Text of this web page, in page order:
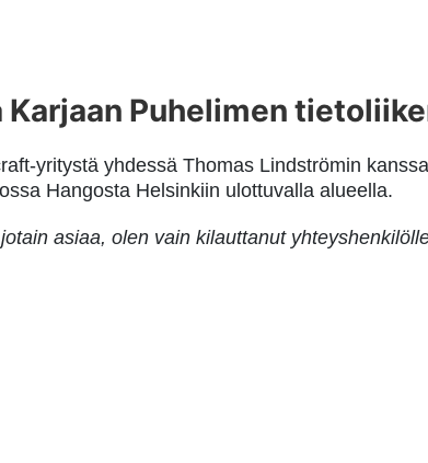
Puhelimen
yritystä yhdessä Thomas Lindströmin
Hangosta Helsinkiin ulottuvalla alueella.
asiaa, olen vain kilauttanut